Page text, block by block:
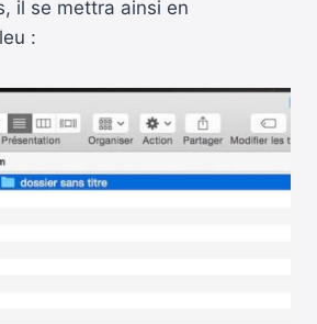
il se mettra ainsi en
: